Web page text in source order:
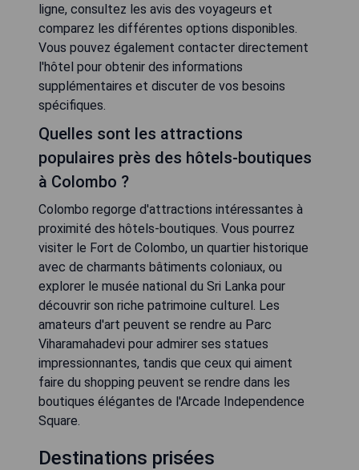
ligne, consultez les avis des voyageurs et
comparez les différentes options disponibles.
Vous pouvez également contacter directement
l'hôtel pour obtenir des informations
supplémentaires et discuter de vos besoins
spécifiques.
Quelles sont les attractions
populaires près des hôtels-boutiques
à Colombo ?
Colombo regorge d'attractions intéressantes à
proximité des hôtels-boutiques. Vous pourrez
visiter le Fort de Colombo, un quartier historique
avec de charmants bâtiments coloniaux, ou
explorer le musée national du Sri Lanka pour
découvrir son riche patrimoine culturel. Les
amateurs d'art peuvent se rendre au Parc
Viharamahadevi pour admirer ses statues
impressionnantes, tandis que ceux qui aiment
faire du shopping peuvent se rendre dans les
boutiques élégantes de l'Arcade Independence
Square.
Destinations prisées